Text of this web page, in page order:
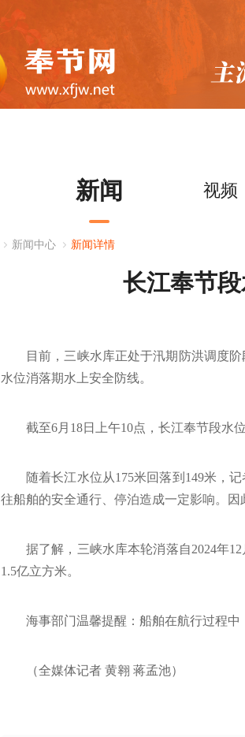
新闻 视频
新闻中心 新闻详情
长江奉节
目前，三峡水库正处于汛期防洪调度
水位消落期水上安全防线。
截至6月18日上午10点，长江奉节段水
随着长江水位从175米回落到149米，
往船舶的安全通行、停泊造成一定影响。
据了解，三峡水库本轮消落自2024年
1.5亿立方米。
海事部门温馨提醒：船舶在航行过程
（全媒体记者 黄翱 蒋孟池）